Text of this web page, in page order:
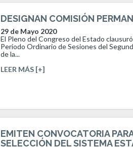
DESIGNAN COMISIÓN
29 de Mayo 2020
El Pleno del Congreso del Estado
Periodo Ordinario de Sesiones del
de la...
LEER MÁS [+]
EMITEN CONVOCATORIA
SELECCIÓN DEL SISTEMA